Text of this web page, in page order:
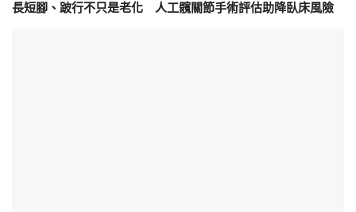
長短腳、跛行不只是老化 人工髖關節手術評估助降臥床風險